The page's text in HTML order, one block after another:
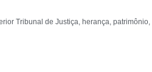
Tribunal de Justiça, herança, patrimônio,